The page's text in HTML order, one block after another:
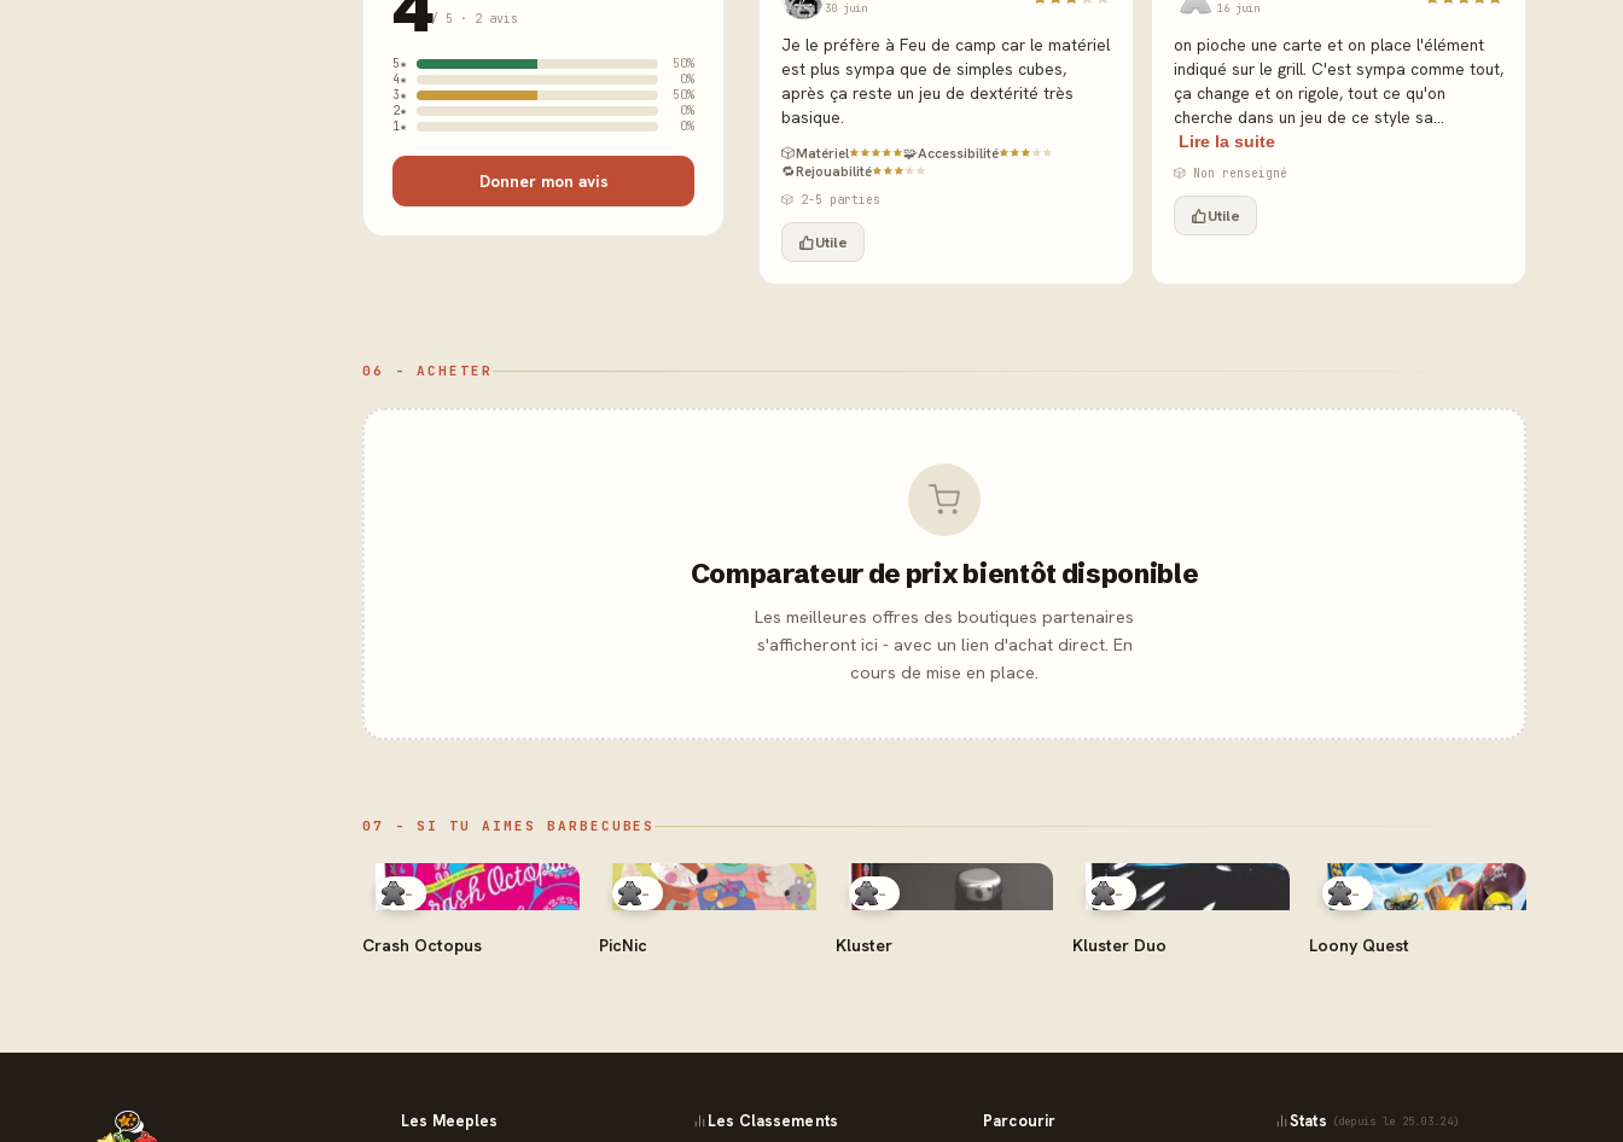
/ 5 · 2 avis
5★
50%
4★
0%
3★
50%
2★
0%
1★
0%
Donner mon avis
30 juin
Je le préfère à Feu de camp car le matériel
est plus sympa que de simples cubes,
après ça reste un jeu de dextérité très
basique.
🎲Matériel 🧩Accessibilité
🔁Rejouabilité
🎲 2-5 parties
Utile
16 juin
on pioche une carte et on place l'élément
indiqué sur le grill. C'est sympa comme tout,
ça change et on rigole, tout ce qu'on
cherche dans un jeu de ce style sa...
Lire la suite
🎲 Non renseigné
Utile
06 - ACHETER
Comparateur de prix bientôt disponible
Les meilleures offres des boutiques partenaires
s'afficheront ici - avec un lien d'achat direct. En
cours de mise en place.
07 - SI TU AIMES BARBECUBES
-
Crash Octopus
-
PicNic
-
Kluster
-
Kluster Duo
-
Loony Quest
Les Meeples Les Classements Parcourir Stats (depuis le 25.03.24)